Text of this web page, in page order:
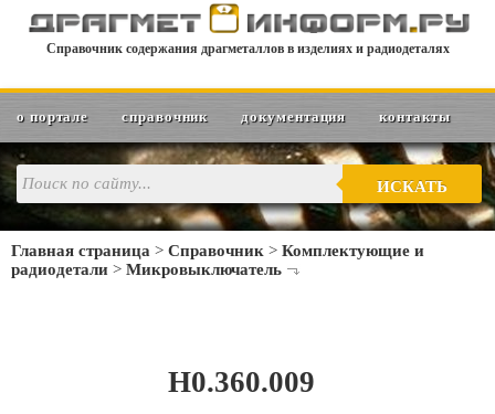
Справочник содержания драгметаллов в изделиях и радиодеталях
о портале справочник документация контакты
ИСКАТЬ
Главная страница > Справочник > Комплектующие и
радиодетали > Микровыключатель
Н0.360.009